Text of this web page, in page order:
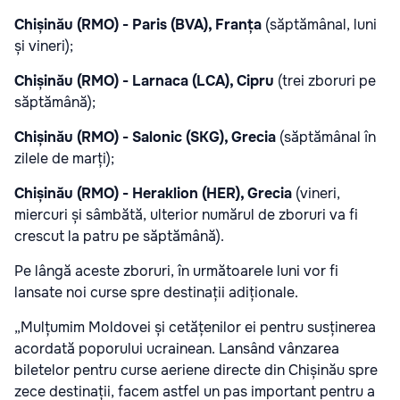
Chișinău (RMO) - Paris (BVA), Franța (săptămânal, luni
și vineri);
Chișinău (RMO) - Larnaca (LCA), Cipru (trei zboruri pe
săptămână);
Chișinău (RMO) - Salonic (SKG), Grecia (săptămânal în
zilele de marți);
Chișinău (RMO) - Heraklion (HER), Grecia (vineri,
miercuri și sâmbătă, ulterior numărul de zboruri va fi
crescut la patru pe săptămână).
Pe lângă aceste zboruri, în următoarele luni vor fi
lansate noi curse spre destinații adiționale.
„Mulțumim Moldovei și cetățenilor ei pentru susținerea
acordată poporului ucrainean. Lansând vânzarea
biletelor pentru curse aeriene directe din Chișinău spre
zece destinații, facem astfel un pas important pentru a